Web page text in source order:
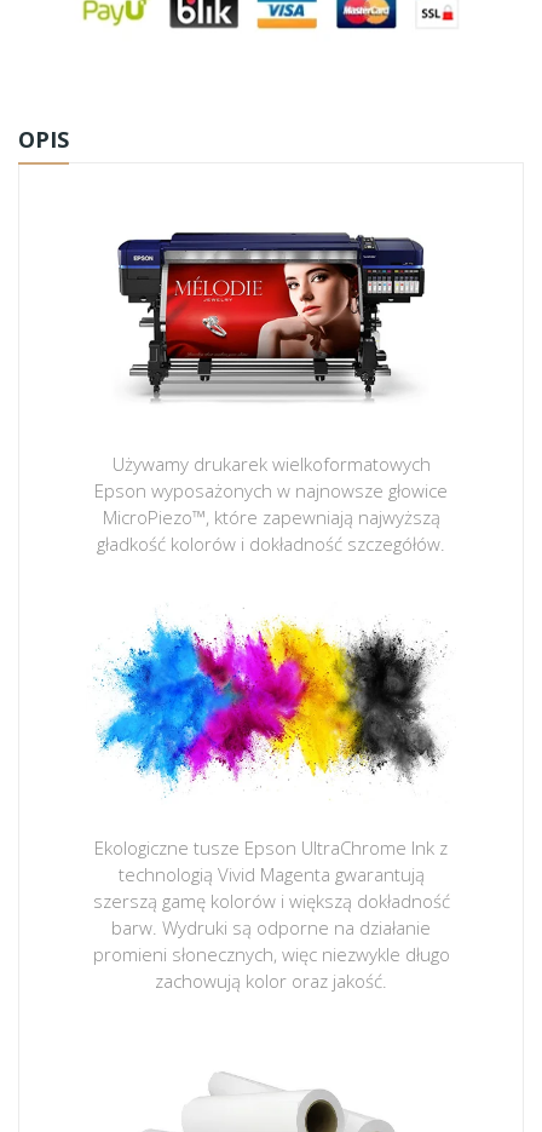
OPIS
Używamy drukarek wielkoformatowych
Epson wyposażonych w najnowsze głowice
MicroPiezo™, które zapewniają najwyższą
gładkość kolorów i dokładność szczegółów.
Ekologiczne tusze Epson UltraChrome Ink z
technologią Vivid Magenta gwarantują
szerszą gamę kolorów i większą dokładność
barw. Wydruki są odporne na działanie
promieni słonecznych, więc niezwykle długo
zachowują kolor oraz jakość.